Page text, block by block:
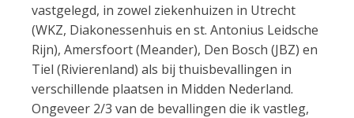
vastgelegd, in zowel ziekenhuizen in Utrecht
(WKZ, Diakonessenhuis en st. Antonius Leidsche
Rijn), Amersfoort (Meander), Den Bosch (JBZ) en
Tiel (Rivierenland) als bij thuisbevallingen in
verschillende plaatsen in Midden Nederland.
Ongeveer 2/3 van de bevallingen die ik vastleg,